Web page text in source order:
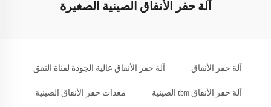
آلة حفر الأنفاق الصينية الصغيرة
آلة حفر الأنفاق آلة حفر الأنفاق عالية الجودة لقناة النفق
آلة حفر الأنفاق tbm الصينية معدات حفر الأنفاق الصينية